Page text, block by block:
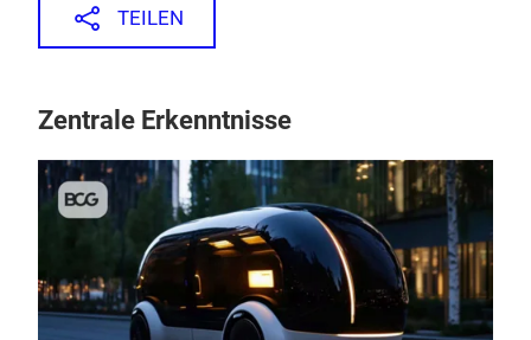
TEILEN
Zentrale Erkenntnisse